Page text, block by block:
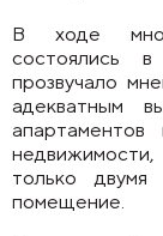
В ходе
состоялись
прозвучало
адекватным
только
помещение.